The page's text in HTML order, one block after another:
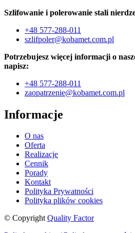
Szlifowanie i polerowanie stali
+48 577-288-011
szlifpoler@kobamet.com.pl
Potrzebujesz więcej informacji o
napisz:
+48 577-288-011
zaopatrzenie@kobamet.com.pl
Informacje
O nas
Oferta
Realizacje
Cennik
Porady
Kontakt
Polityka Prywatności
Polityka plików cookies
© CopyrightQuality Factor